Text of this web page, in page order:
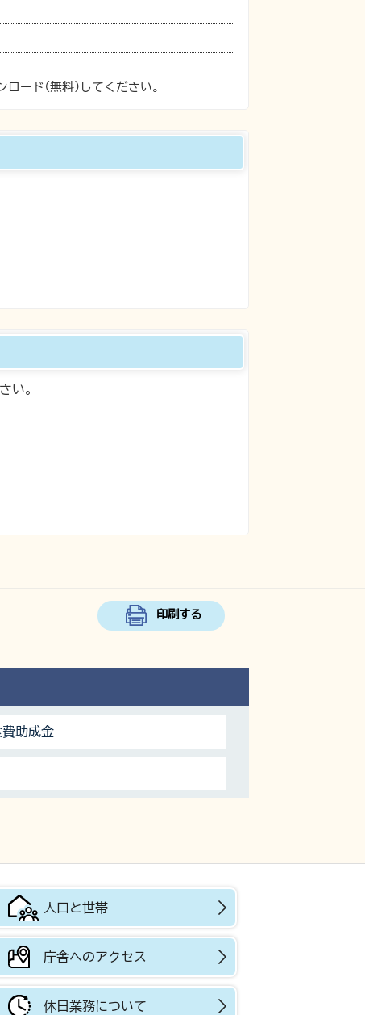
ロード(無料)してください。
い。
印刷する
助成金
人口と世帯
庁舎へのアクセス
休日業務について